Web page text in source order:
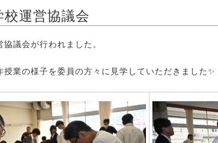
校運営協議会
議会が行われました。
授業の様子を委員の方々に見学していただきました✨